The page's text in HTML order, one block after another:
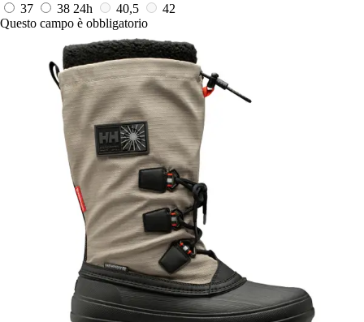
37
38 24h 40,5
42
Questo campo è obbligatorio